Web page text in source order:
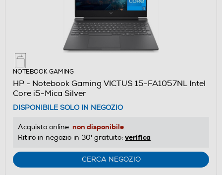
NOTEBOOK GAMING
HP - Notebook Gaming VICTUS 15-FA1057NL Intel
Core i5-Mica Silver
DISPONIBILE SOLO IN NEGOZIO
Acquisto online: non disponibile
Ritiro in negozio in 30' gratuito: verifica
CERCA NEGOZIO